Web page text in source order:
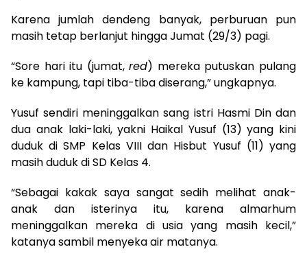
Karena jumlah dendeng banyak, perburuan pun
masih tetap berlanjut hingga Jumat (29/3) pagi.
“Sore hari itu (jumat,red) mereka putuskan pulang
ke kampung, tapi tiba-tiba diserang,” ungkapnya.
Yusuf sendiri meninggalkan sang istri Hasmi Din dan
dua anak laki-laki, yakni Haikal Yusuf (13) yang kini
duduk di SMP Kelas VIII dan Hisbut Yusuf (11) yang
masih duduk di SD Kelas 4.
“Sebagai kakak saya sangat sedih melihat anak-
anak dan isterinya itu, karena almarhum
meninggalkan mereka di usia yang masih kecil,”
katanya sambil menyeka air matanya.